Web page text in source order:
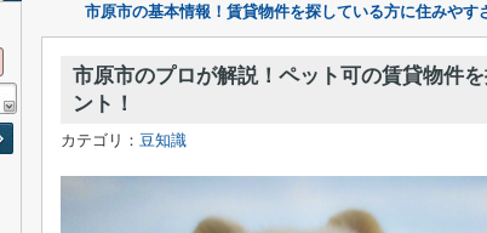
市原市の基本情報！賃貸物件を探している方に住みや
市原市のプロが解説！ペット可の賃貸物件
ント！
カテゴリ： 豆知識